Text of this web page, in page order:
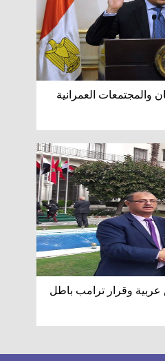
والمجتمعات العمرانية
عربية وقرار ترامب باطل